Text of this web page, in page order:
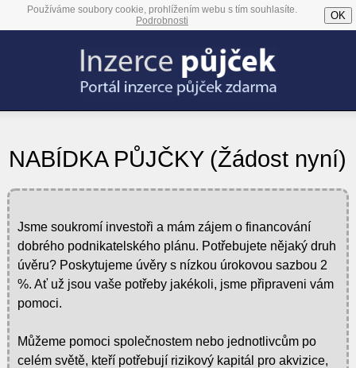
Používáme soubory cookie, prohlížením webu s tím souhlasíte.
Podrobnosti
OK
NABÍDKA PŮJČKY (Žádost nyní)
Jsme soukromí investoři a mám zájem o financování
dobrého podnikatelského plánu. Potřebujete nějaký druh
úvěru? Poskytujeme úvěry s nízkou úrokovou sazbou 2
%. Ať už jsou vaše potřeby jakékoli, jsme připraveni vám
pomoci.
Můžeme pomoci společnostem nebo jednotlivcům po
celém světě, kteří potřebují rizikový kapitál pro akvizice,